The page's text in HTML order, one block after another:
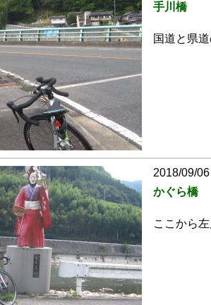
手川橋
国道と県
2018/09/
かぐら橋
ここから